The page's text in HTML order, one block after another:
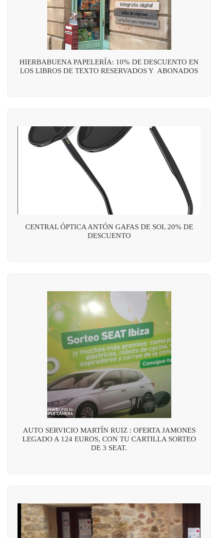
HIERBABUENA PAPELERÍA: 10% DE DESCUENTO EN
LOS LIBROS DE TEXTO RESERVADOS Y ABONADOS
CENTRAL ÓPTICA ANTÓN GAFAS DE SOL 20% DE
DESCUENTO
AUTO SERVICIO MARTÍN RUIZ : OFERTA JAMONES
LEGADO A 124 EUROS, CON TU CARTILLA SORTEO
DE 3 SEAT.